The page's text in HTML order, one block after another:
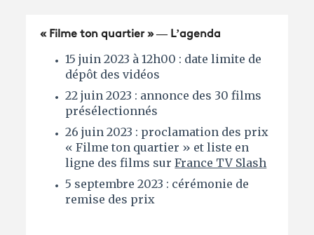
« Filme ton quartier » — L’agenda
15 juin 2023 à 12h00 : date limite de
dépôt des vidéos
22 juin 2023 : annonce des 30 films
présélectionnés ​
26 juin 2023 : proclamation des prix
« Filme ton quartier » et liste en
ligne des films surFrance TV Slash
5 septembre 2023 : cérémonie de
remise des prix